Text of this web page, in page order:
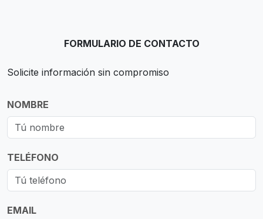
FORMULARIO DE CONTACTO
Solicite información sin compromiso
NOMBRE
TELÉFONO
EMAIL